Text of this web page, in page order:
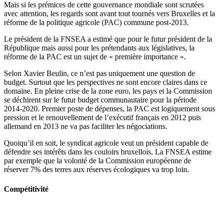
Mais si les prémices de cette gouvernance mondiale sont scrutées
avec attention, les regards sont avant tout tournés vers Bruxelles et la
réforme de la politique agricole (PAC) commune post-2013.
Le président de la FNSEA a estimé que pour le futur président de la
République mais aussi pour les prétendants aux législatives, la
réforme de la PAC est un sujet de « première importance ».
Selon Xavier Beulin, ce n’est pas uniquement une question de
budget. Surtout que les perspectives ne sont encore claires dans ce
domaine. En pleine crise de la zone euro, les pays et la Commission
se déchirent sur le futur budget communautaire pour la période
2014-2020. Premier poste de dépenses, la PAC est logiquement sous
pression et le renouvellement de l’exécutif français en 2012 puis
allemand en 2013 ne va pas faciliter les négociations.
Quoiqu’il en soit, le syndicat agricole veut un président capable de
défendre ses intérêts dans les couloirs bruxellois. La FNSEA estime
par exemple que la volonté de la Commission européenne de
réserver 7% des terres aux réserves écologiques va trop loin.
Compétitivité